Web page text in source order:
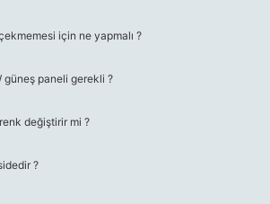
için ne yapmalı ?
güneş paneli gerekli ?
değiştirir mi ?
?